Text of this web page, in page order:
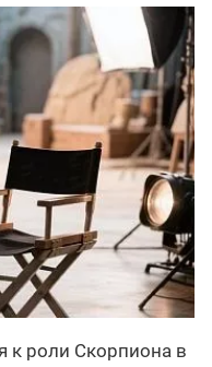
к роли Скорпиона в